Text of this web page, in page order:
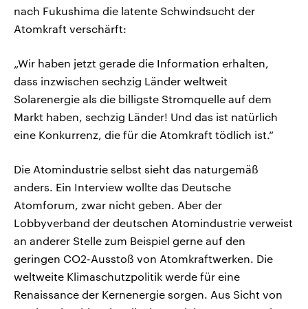
nach Fukushima die latente Schwindsucht der
Atomkraft verschärft:
„Wir haben jetzt gerade die Information erhalten,
dass inzwischen sechzig Länder weltweit
Solarenergie als die billigste Stromquelle auf dem
Markt haben, sechzig Länder! Und das ist natürlich
eine Konkurrenz, die für die Atomkraft tödlich ist.“
Die Atomindustrie selbst sieht das naturgemäß
anders. Ein Interview wollte das Deutsche
Atomforum, zwar nicht geben. Aber der
Lobbyverband der deutschen Atomindustrie verweist
an anderer Stelle zum Beispiel gerne auf den
geringen CO2-Ausstoß von Atomkraftwerken. Die
weltweite Klimaschutzpolitik werde für eine
Renaissance der Kernenergie sorgen. Aus Sicht von